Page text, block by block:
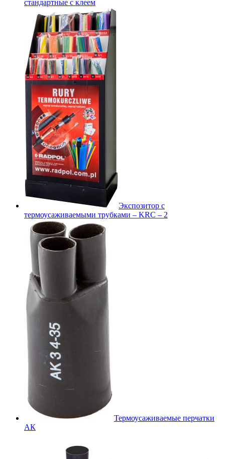
стандартные с клеем
Экспозитор с
термоусаживаемыми трубками – KRC – 2
Термоусаживаемые перчатки
АК